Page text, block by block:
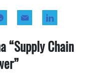
“Supply Chain